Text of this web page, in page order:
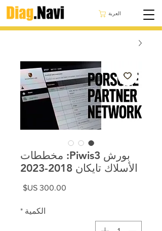
العربة
بورش Piwis3: مخططات
الأسلاك تايكان 2018-2023
الكمية *